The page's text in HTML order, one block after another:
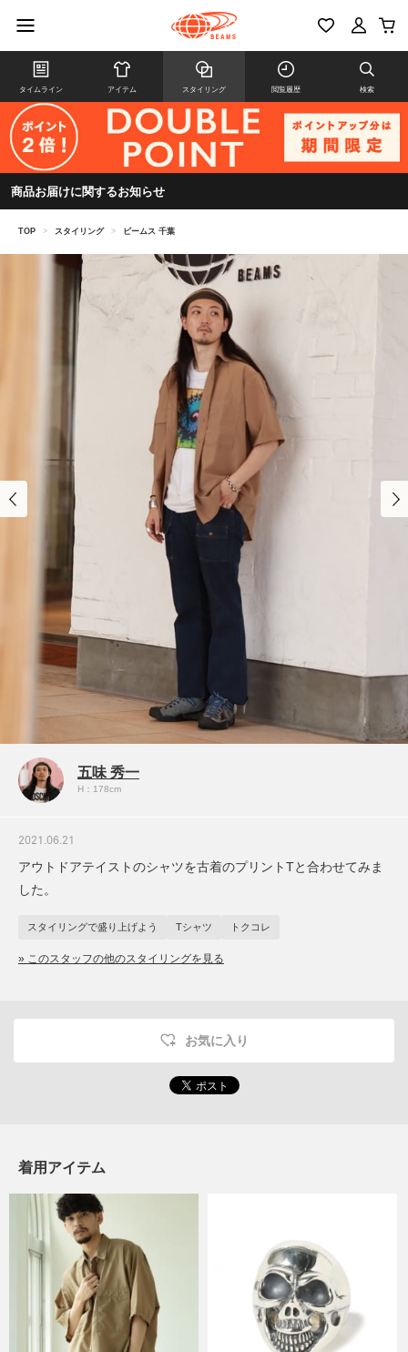
タイムライン アイテム スタイリング 閲覧履歴 検索
商品お届けに関するお知らせ
TOP > スタイリング > ビームス 千葉
五味 秀一
H：178cm
2021.06.21
アウトドアテイストのシャツを古着のプリントTと合わせてみま
した。
スタイリングで盛り上げよう Tシャツ トクコレ
» このスタッフの他のスタイリングを見る
お気に入り
着用アイテム